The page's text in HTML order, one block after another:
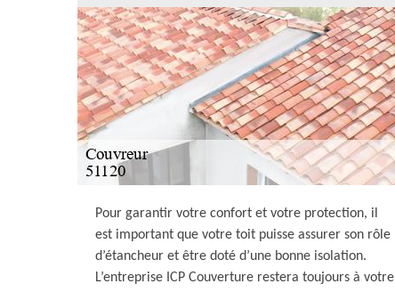
Pour garantir votre confort et votre protection, il
est important que votre toit puisse assurer son rôle
d’étancheur et être doté d’une bonne isolation.
L’entreprise ICP Couverture restera toujours à votre